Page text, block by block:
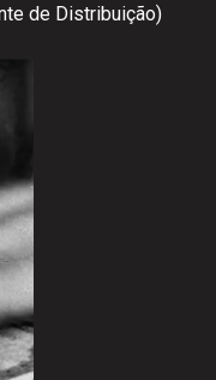
de Distribuição)